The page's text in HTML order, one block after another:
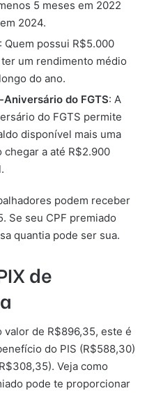
5 meses em 2022
2024.
: Quem possui R$5.000
um rendimento médio
do ano.
do FGTS: A
do FGTS permite
disponível mais uma
a até R$2.900
podem receber
Se seu CPF premiado
quantia pode ser sua.
de
de R$896,35, este é
do PIS (R$588,30)
Veja como
pode te proporcionar